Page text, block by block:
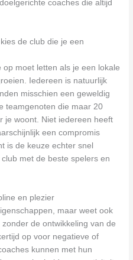
coaches die altijd
de club die je een
moet letten als je een lokale
Iedereen is natuurlijk
misschien een geweldig
teamgenoten die maar 20
je woont. Niet iedereen heeft
een compromis
is de keuze echter snel
met de beste spelers en
en plezier
maar weet ook
de ontwikkeling van de
op voor negatieve of
kunnen met hun